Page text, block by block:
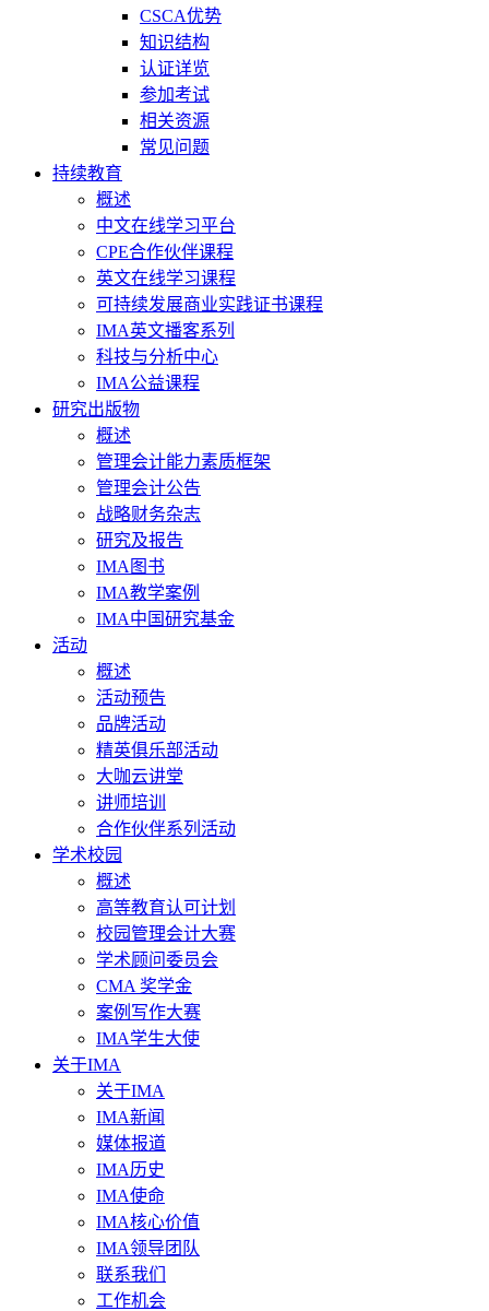
CSCA优势
知识结构
认证详览
参加考试
相关资源
常见问题
持续教育
概述
中文在线学习平台
CPE合作伙伴课程
英文在线学习课程
可持续发展商业实践证书课程
IMA英文播客系列
科技与分析中心
IMA公益课程
研究出版物
概述
管理会计能力素质框架
管理会计公告
战略财务杂志
研究及报告
IMA图书
IMA教学案例
IMA中国研究基金
活动
概述
活动预告
品牌活动
精英俱乐部活动
大咖云讲堂
讲师培训
合作伙伴系列活动
学术校园
概述
高等教育认可计划
校园管理会计大赛
学术顾问委员会
CMA 奖学金
案例写作大赛
IMA学生大使
关于IMA
关于IMA
IMA新闻
媒体报道
IMA历史
IMA使命
IMA核心价值
IMA领导团队
联系我们
工作机会